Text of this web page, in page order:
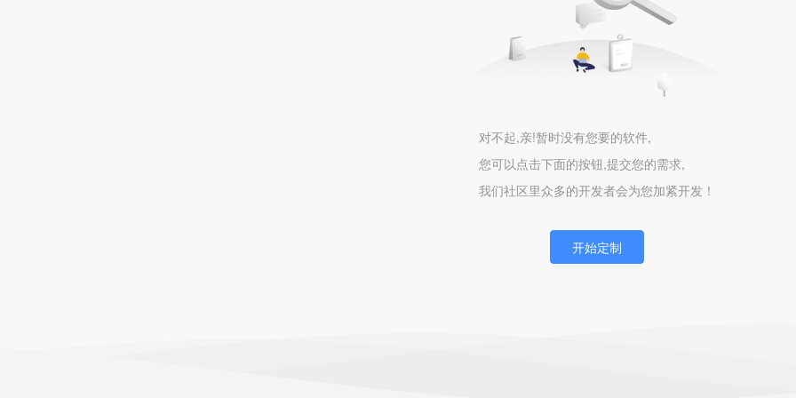
对不起,亲!暂时没有您要的软件,
您可以点击下面的按钮,提交您的需求,
我们社区里众多的开发者会为您加紧开发！
开始定制